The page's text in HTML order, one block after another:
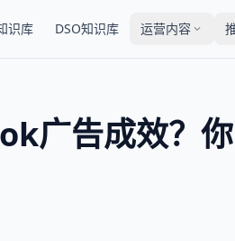
识库 DSO知识库 运营内容
广告成效？